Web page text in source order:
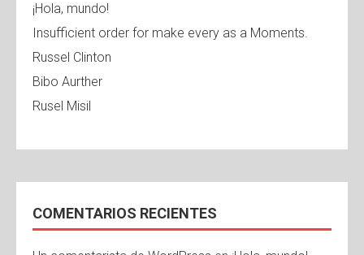
¡Hola, mundo!
Insufficient order for make every as a Moments.
Russel Clinton
Bibo Aurther
Rusel Misil
COMENTARIOS RECIENTES